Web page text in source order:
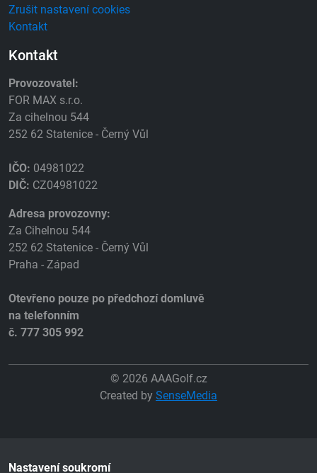
Zrušit nastavení cookies
Kontakt
Kontakt
Provozovatel:
FOR MAX s.r.o.
Za cihelnou 544
252 62 Statenice - Černý Vůl
IČO: 04981022
DIČ: CZ04981022
Adresa provozovny:
Za Cihelnou 544
252 62 Statenice - Černý Vůl
Praha - Západ
Otevřeno pouze po předchozí domluvě
na telefonním
č. 777 305 992
© 2026 AAAGolf.cz
Created by SenseMedia
Nastavení soukromí